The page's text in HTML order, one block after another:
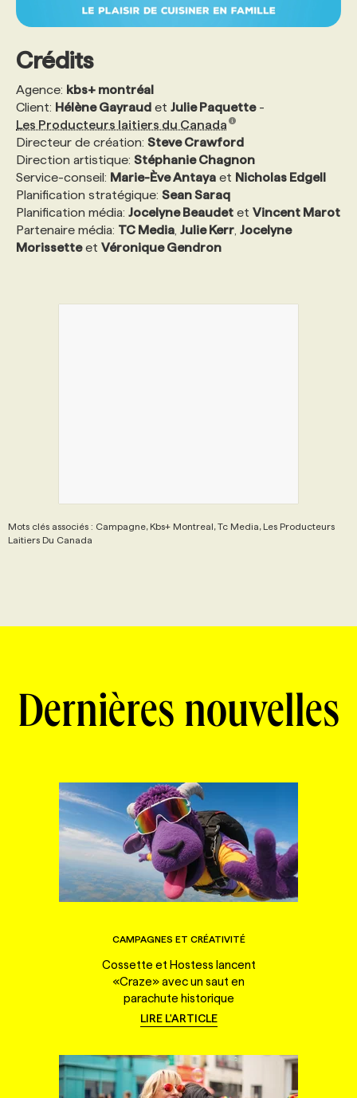
Crédits
Agence: kbs+ montréal
Client: Hélène Gayraud et Julie Paquette-
Les Producteurs laitiers du Canada
Directeur de création: Steve Crawford
Direction artistique: Stéphanie Chagnon
Service-conseil: Marie-Ève Antaya et Nicholas Edgell
Planification stratégique: Sean Saraq
Planification média: Jocelyne Beaudet et Vincent Marot
Partenaire média: TC Media Julie Kerr Jocelyne
Morissetteet Véronique Gendron
Mots clés associés : Campagne, Kbs+ Montreal, Tc Media, Les Producteurs
Laitiers Du Canada
Dernières nouvelles
CAMPAGNES ET CRÉATIVITÉ
Cossette et Hostess lancent
«Craze» avec un saut en
parachute historique
LIRE L'ARTICLE